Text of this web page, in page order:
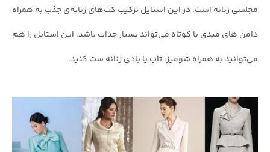
مجلسی زنانه است. در این استایل ترکیب کت‌های زنانه‌ی جذب به همراه
دامن های میدی یا کوتاه می‌تواند بسیار جذاب باشد. این استایل را هم
می‌توانید به همراه شومیز، تاپ یا بادی زنانه ست کنید.